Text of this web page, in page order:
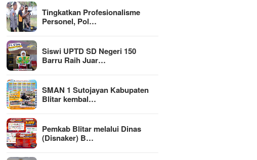
Tingkatkan Profesionalisme
Personel, Pol…
Siswi UPTD SD Negeri 150
Barru Raih Juar…
SMAN 1 Sutojayan Kabupaten
Blitar kembal…
Pemkab Blitar melalui Dinas
(Disnaker) B…